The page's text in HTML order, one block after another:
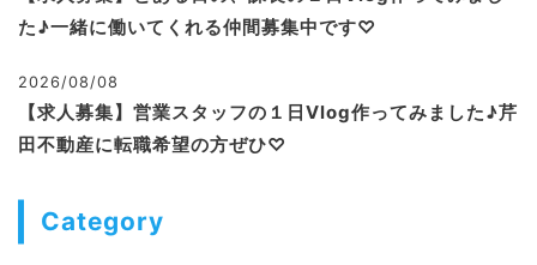
た♪一緒に働いてくれる仲間募集中です♡
2026/08/08
【求人募集】営業スタッフの１日Vlog作ってみました♪芹
田不動産に転職希望の方ぜひ♡
Category